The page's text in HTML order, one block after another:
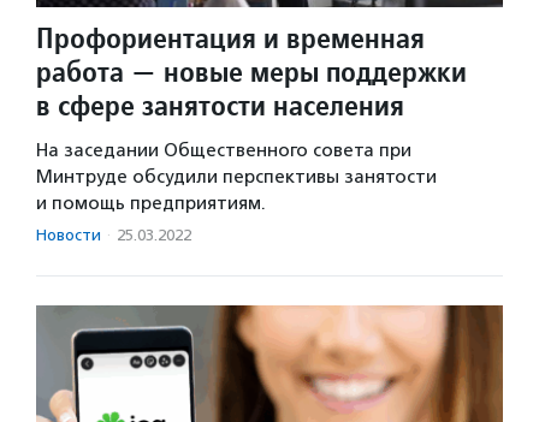
Профориентация и временная
работа — новые меры поддержки
в сфере занятости населения
На заседании Общественного совета при
Минтруде обсудили перспективы занятости
и помощь предприятиям.
Новости · 25.03.2022